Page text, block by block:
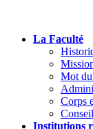
La Faculté
Mot
Corps
Institutions